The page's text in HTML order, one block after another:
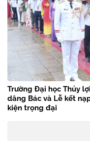
Trường Đại học Thủy
dâng Bác và Lễ kết
kiện trọng đại